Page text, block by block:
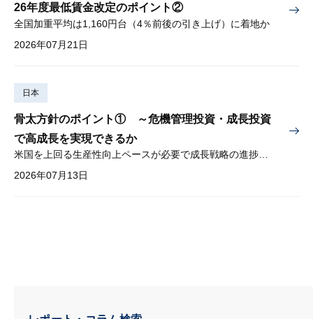
26年度最低賃金改定のポイント②
全国加重平均は1,160円台（4％前後の引き上げ）に着地か
2026年07月21日
日本
骨太方針のポイント① ～危機管理投資・成長投資
で高成長を実現できるか
米国を上回る生産性向上ペースが必要で成長戦略の進捗管理も課題
2026年07月13日